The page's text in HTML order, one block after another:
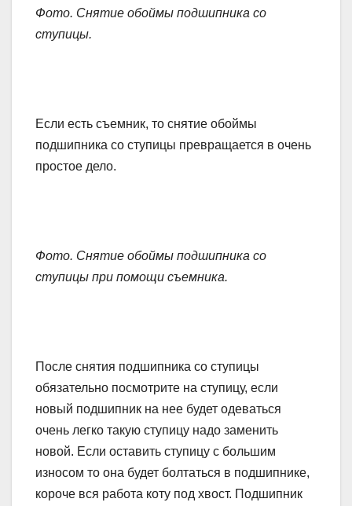
Фото. Снятие обоймы подшипника со
ступицы.
Если есть съемник, то снятие обоймы
подшипника со ступицы превращается в очень
простое дело.
Фото. Снятие обоймы подшипника со
ступицы при помощи съемника.
После снятия подшипника со ступицы
обязательно посмотрите на ступицу, если
новый подшипник на нее будет одеваться
очень легко такую ступицу надо заменить
новой. Если оставить ступицу с большим
износом то она будет болтаться в подшипнике,
короче вся работа коту под хвост. Подшипник